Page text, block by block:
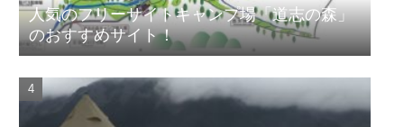
人気のフリーサイトキャンプ場「道志の森」
のおすすめサイト！